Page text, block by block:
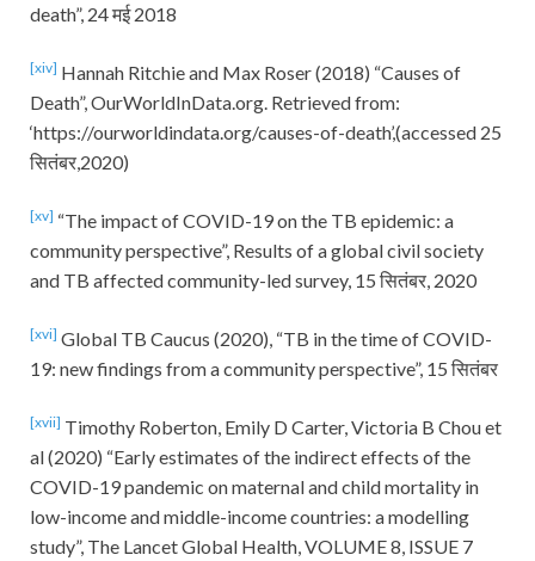
death”, 24 मई 2018
[xiv] Hannah Ritchie and Max Roser (2018) “Causes of
Death”, OurWorldInData.org. Retrieved from:
‘https://ourworldindata.org/causes-of-death’,(accessed 25
सितंबर,2020)
[xv] “The impact of COVID-19 on the TB epidemic: a
community perspective”, Results of a global civil society
and TB affected community-led survey, 15 सितंबर, 2020
[xvi] Global TB Caucus (2020), “TB in the time of COVID-
19: new findings from a community perspective”, 15 सितंबर
[xvii] Timothy Roberton, Emily D Carter, Victoria B Chou et
al (2020) “Early estimates of the indirect effects of the
COVID-19 pandemic on maternal and child mortality in
low-income and middle-income countries: a modelling
study”, The Lancet Global Health, VOLUME 8, ISSUE 7